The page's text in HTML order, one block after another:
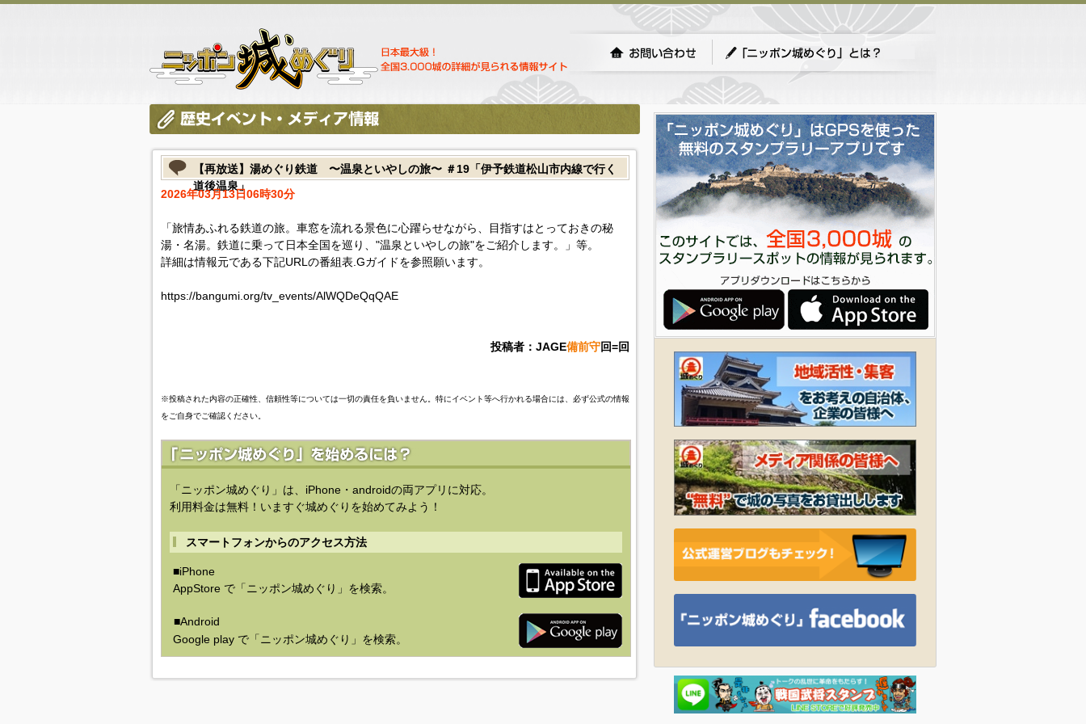
【再放送】湯めぐり鉄道 〜温泉といやしの旅〜 ＃19「伊予鉄道松山市内線で行く
道後温泉」
2026年03月13日06時30分
「旅情あふれる鉄道の旅。車窓を流れる景色に心躍らせながら、目指すはとっておきの秘
湯・名湯。鉄道に乗って日本全国を巡り、"温泉といやしの旅"をご紹介します。」等。
詳細は情報元である下記URLの番組表.Gガイドを参照願います。
https://bangumi.org/tv_events/AlWQDeQqQAE
投稿者：JAGE備前守回=回
※投稿された内容の正確性、信頼性等については一切の責任を負いません。特にイベント等へ行かれる場合には、必ず公式の情報
をご自身でご確認ください。
「ニッポン城めぐり」は、iPhone・androidの両アプリに対応。
利用料金は無料！いますぐ城めぐりを始めてみよう！
スマートフォンからのアクセス方法
■iPhone
AppStore で「ニッポン城めぐり」を検索。
■Android
Google play で「ニッポン城めぐり」を検索。